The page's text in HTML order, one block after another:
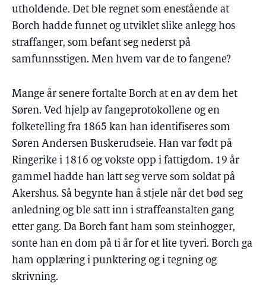
utholdende. Det ble regnet som enestående at
Borch hadde funnet og utviklet slike anlegg hos
straffanger, som befant seg nederst på
samfunnsstigen. Men hvem var de to fangene?
Mange år senere fortalte Borch at en av dem het
Søren. Ved hjelp av fangeprotokollene og en
folketelling fra 1865 kan han identifiseres som
Søren Andersen Buskerudseie. Han var født på
Ringerike i 1816 og vokste opp i fattigdom. 19 år
gammel hadde han latt seg verve som soldat på
Akershus. Så begynte han å stjele når det bød seg
anledning og ble satt inn i straffeanstalten gang
etter gang. Da Borch fant ham som steinhogger,
sonte han en dom på ti år for et lite tyveri. Borch ga
ham opplæring i punktering og i tegning og
skrivning.